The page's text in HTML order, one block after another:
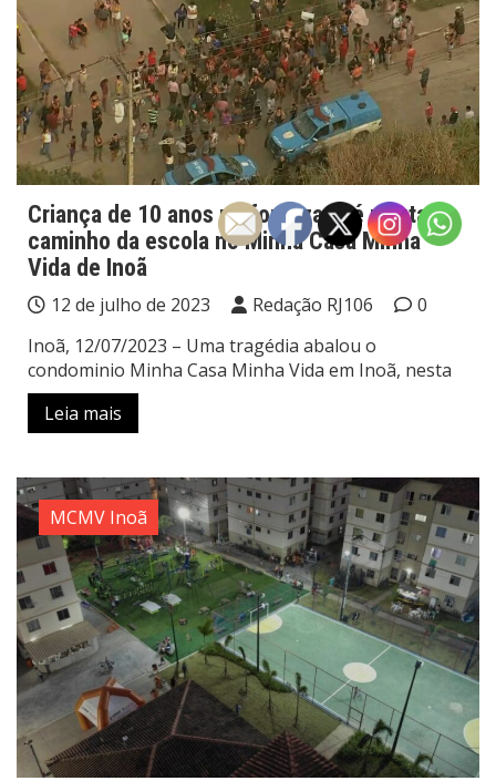
Criança de 10 anos uniformizada é morta a
caminho da escola no Minha Casa Minha
Vida de Inoã
12 de julho de 2023 Redação RJ106
0
Inoã, 12/07/2023 – Uma tragédia abalou o
condominio Minha Casa Minha Vida em Inoã, nesta
Leia mais
MCMV Inoã